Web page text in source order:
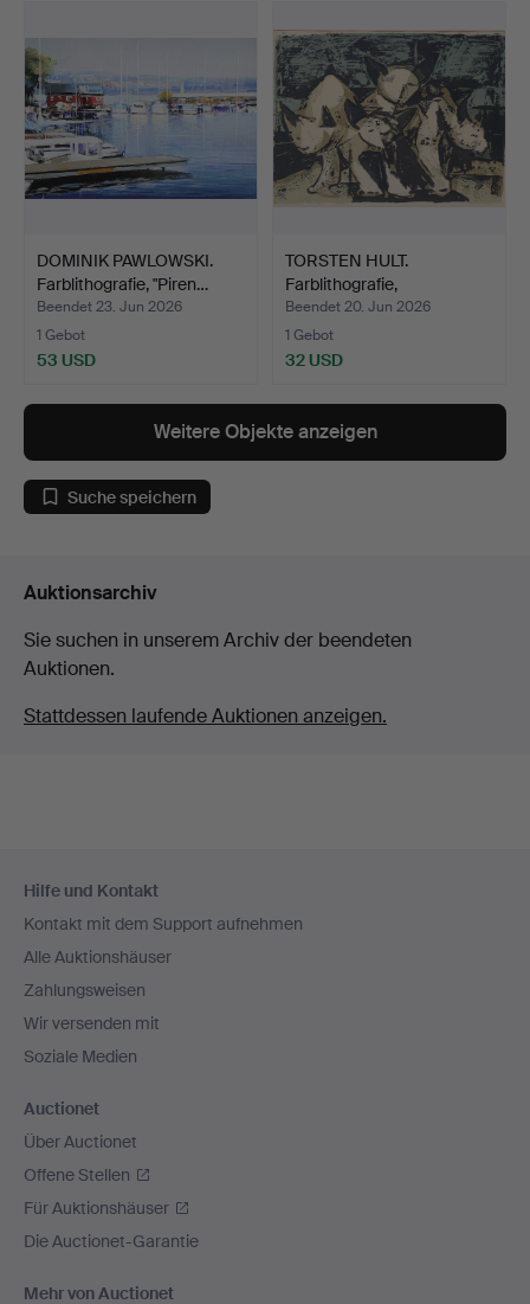
DOMINIK PAWLOWSKI.
Farblithografie, "Piren…
Beendet 23. Jun 2026
1 Gebot
53 USD
TORSTEN HULT.
Farblithografie,
"Kattsläkte…
Beendet 20. Jun 2026
1 Gebot
32 USD
Weitere Objekte anzeigen
Suche speichern
Auktionsarchiv
Sie suchen in unserem Archiv der beendeten
Auktionen.
Stattdessen laufende Auktionen anzeigen.
Navigation
Hilfe und Kontakt
Kontakt mit dem Support aufnehmen
Alle Auktionshäuser
Zahlungsweisen
Wir versenden mit
Soziale Medien
Auctionet
Über Auctionet
Offene Stellen
Für Auktionshäuser
Die Auctionet-Garantie
Mehr von Auctionet